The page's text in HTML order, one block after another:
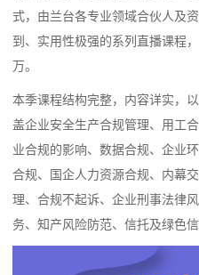
式，由兰台各专业领域合伙人及
到、实用性极强的系列直播课程
万。
本季课程结构完整，内容详实，
盖企业安全生产合规管理、用工
业合规的影响、数据合规、企业
合规、国企人力资源合规、内幕
理、合规不起诉、企业刑事法律
务、知产风险防范、信托及绿色信